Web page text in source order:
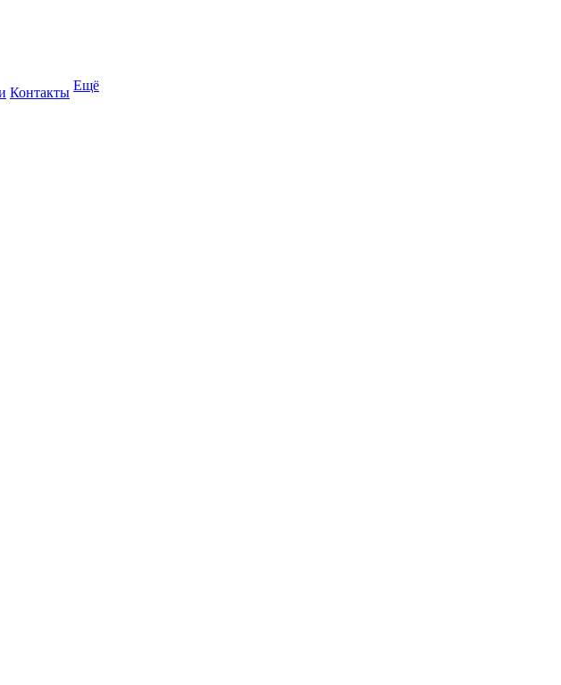
Контакты Ещё